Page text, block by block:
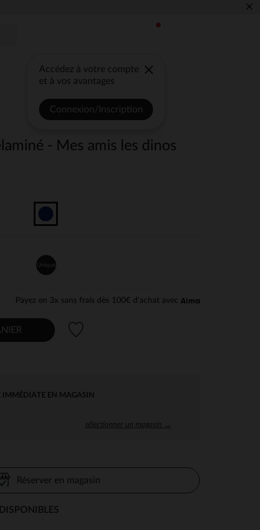
×
Accédez à votre compte
et à vos avantages
Connexion/Inscription
- Mes amis les dinos
Unique
Payez en 3x sans frais dès 100€ d'achat avec
IMMÉDIATE EN MAGASIN
sélectionner un magasin →
Réserver en magasin